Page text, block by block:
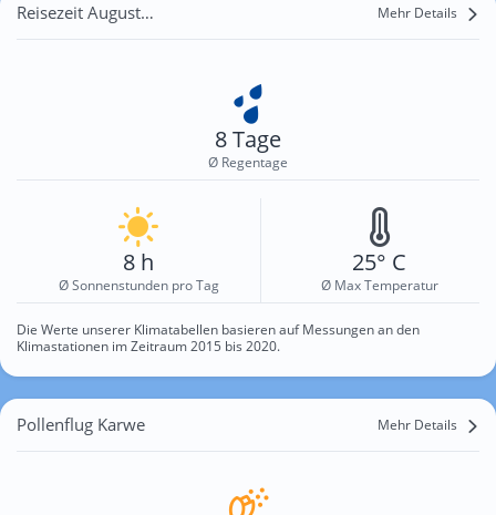
Reisezeit August für Karwe Mehr Details
8 Tage
Ø Regentage
8 h
Ø Sonnenstunden pro Tag
25° C
Ø Max Temperatur
Die Werte unserer Klimatabellen basieren auf Messungen an den
Klimastationen im Zeitraum 2015 bis 2020.
Pollenflug Karwe Mehr Details